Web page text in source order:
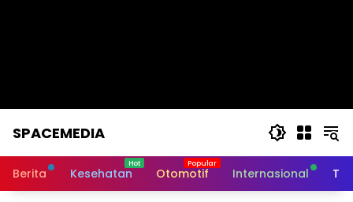
SPACEMEDIA
Berita Kesehatan Otomotif Internasional